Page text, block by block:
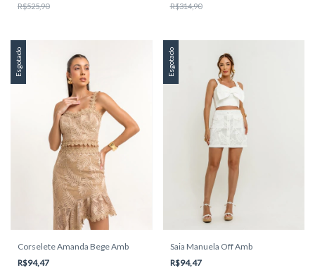
R$525,90 R$314,90
Esgotado
Corselete Amanda Bege Amb
R$94,47
Esgotado
Saia Manuela Off Amb
R$94,47